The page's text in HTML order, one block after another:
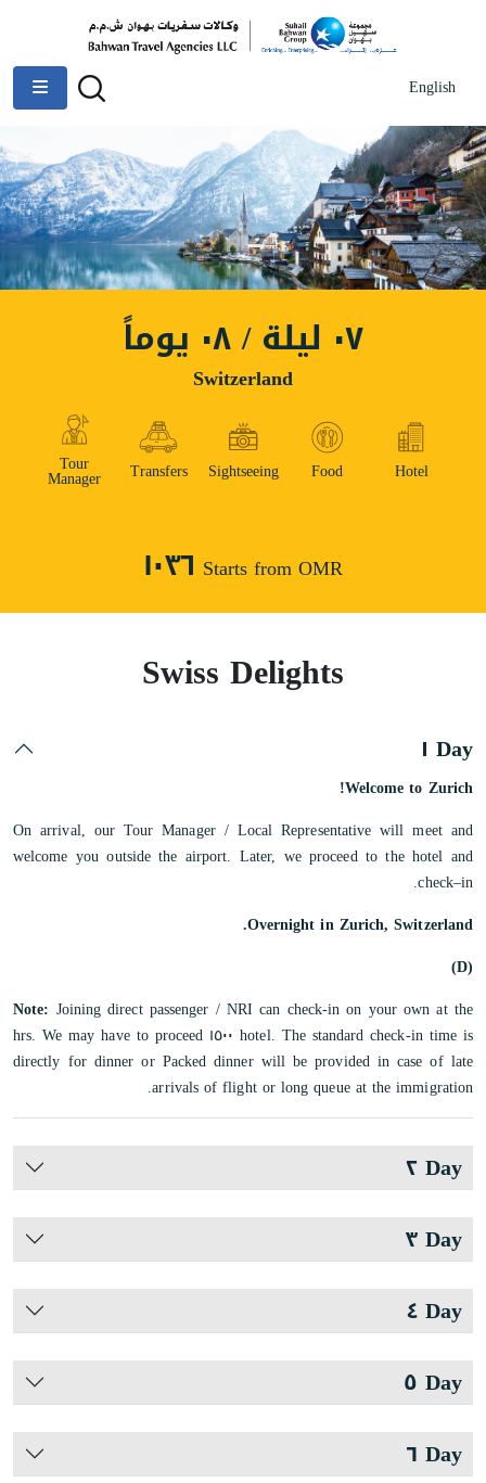
English
٠٧ ليلة / ٠٨ يوماً
Switzerland
Hotel
Food
Sightseeing
Transfers
Tour
Manager
Starts from OMR ١٠٣٦
Swiss Delights
Day ١
Welcome to Zurich!
On arrival, our Tour Manager / Local Representative will meet and
welcome you outside the airport. Later, we proceed to the hotel and
check–in.
Overnight in Zurich, Switzerland.
(D)
Note: Joining direct passenger / NRI can check-in on your own at the
hotel. The standard check-in time is ١٥٠٠ hrs. We may have to proceed
directly for dinner or Packed dinner will be provided in case of late
arrivals of flight or long queue at the immigration.
Day ٢
Day ٣
Day ٤
Day ٥
Day ٦